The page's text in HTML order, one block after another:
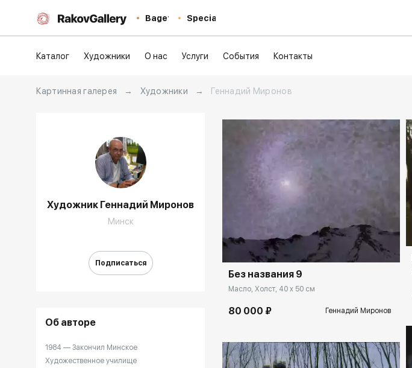
Baget Special
Каталог Художники О нас Услуги События Контакты
Картинная галерея → Художники → Геннадий Миронов
Художник Геннадий Миронов
Минск
Подписаться
Об авторе
1984 — Закончил Минское
Художественное училище
rakovgallery.ru
Без названия 9
Масло, Холст, 40 x 50 см
80 000 ₽ Геннадий Миронов